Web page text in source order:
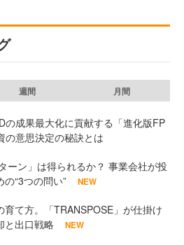
週間 月間
の成果最大化に貢献する「進化版FP
の意思決定の秘訣とは
ーン」は得られるか？ 事業会社が投
“3つの問い”
NEW
育て方。「TRANSPOSE」が仕掛け
と出口戦略
NEW